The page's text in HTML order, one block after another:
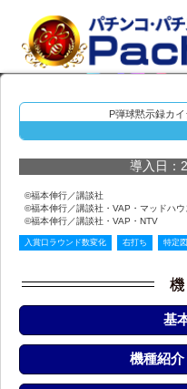
P弾球黙示録カ
導入日：
©福本伸行／講談社
©福本伸行／講談社・VAP・マッドハ
©福本伸行／講談社・VAP・NTV
入賞口ラウンド数変化 右打ち 特定
基
機種紹